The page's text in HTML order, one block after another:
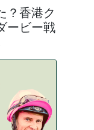
？香港ク
ービー戦